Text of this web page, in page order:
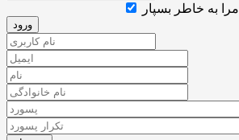
مرا به خاطر بسپار